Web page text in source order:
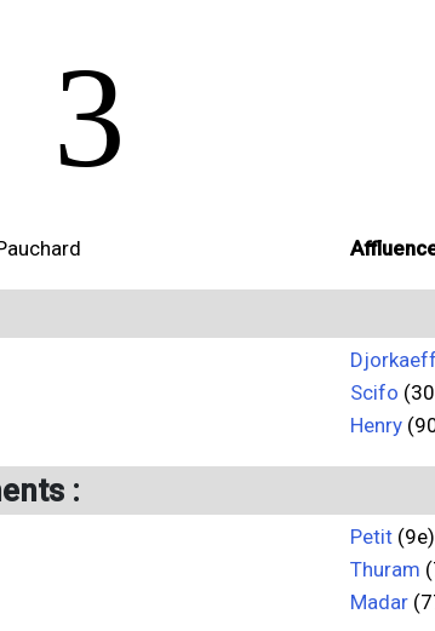
3
Djorkaeff
Scifo
Henry
:
Petit (9e)
Thuram
Madar